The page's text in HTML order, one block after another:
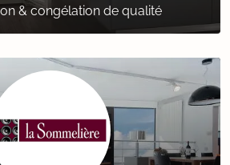
& congélation de qualité